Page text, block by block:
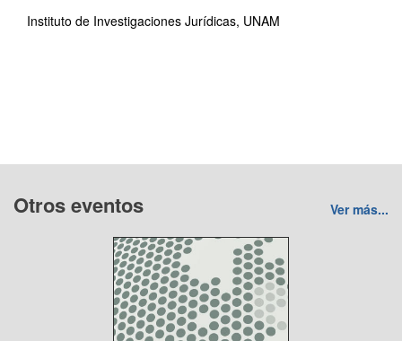
Instituto de Investigaciones Jurídicas, UNAM
Otros eventos Ver más...